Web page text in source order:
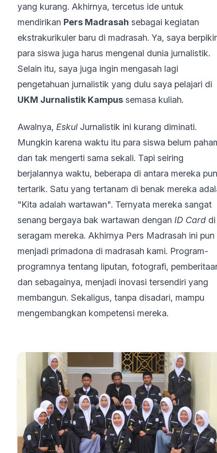
yang kurang. Akhirnya, tercetus ide untuk
mendirikan Pers Madrasah sebagai kegiatan
ekstrakurikuler baru di madrasah. Ya, saya
para siswa juga harus mengenal dunia jurnalistik.
Selain itu, saya juga ingin mengasah lagi
pengetahuan jurnalistik yang dulu saya pelajari di
UKM Jurnalistik Kampus semasa kuliah.
Awalnya, Eskul Jurnalistik ini kurang diminati.
Mungkin karena waktu itu para siswa belum
dan tak mengerti sama sekali. Tapi seiring
berjalannya waktu, beberapa di antara mereka pun
tertarik. Satu yang tertanam di benak mereka
"Kita adalah wartawan". Ternyata mereka sangat
senang bergaya bak wartawan dengan ID Card di
seragam mereka. Akhirnya Pers Madrasah ini pun
menjadi primadona di madrasah kami. Program-
programnya tentang liputan, fotografi,
dan sebagainya, menjadi inovasi tersendiri yang
membangun. Sekaligus, tanpa disadari, mampu
mengembangkan kompetensi mereka.